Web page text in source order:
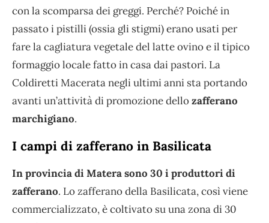
con la scomparsa dei greggi. Perché? Poiché in
passato i pistilli (ossia gli stigmi) erano usati per
fare la cagliatura vegetale del latte ovino e il tipico
formaggio locale fatto in casa dai pastori. La
Coldiretti Macerata negli ultimi anni sta portando
avanti un’attività di promozione dellozafferano
marchigiano.
I campi di zafferano in Basilicata
In provincia di Matera sono 30 i produttori di
zafferano. Lo zafferano della Basilicata, così viene
commercializzato, è coltivato su una zona di 30